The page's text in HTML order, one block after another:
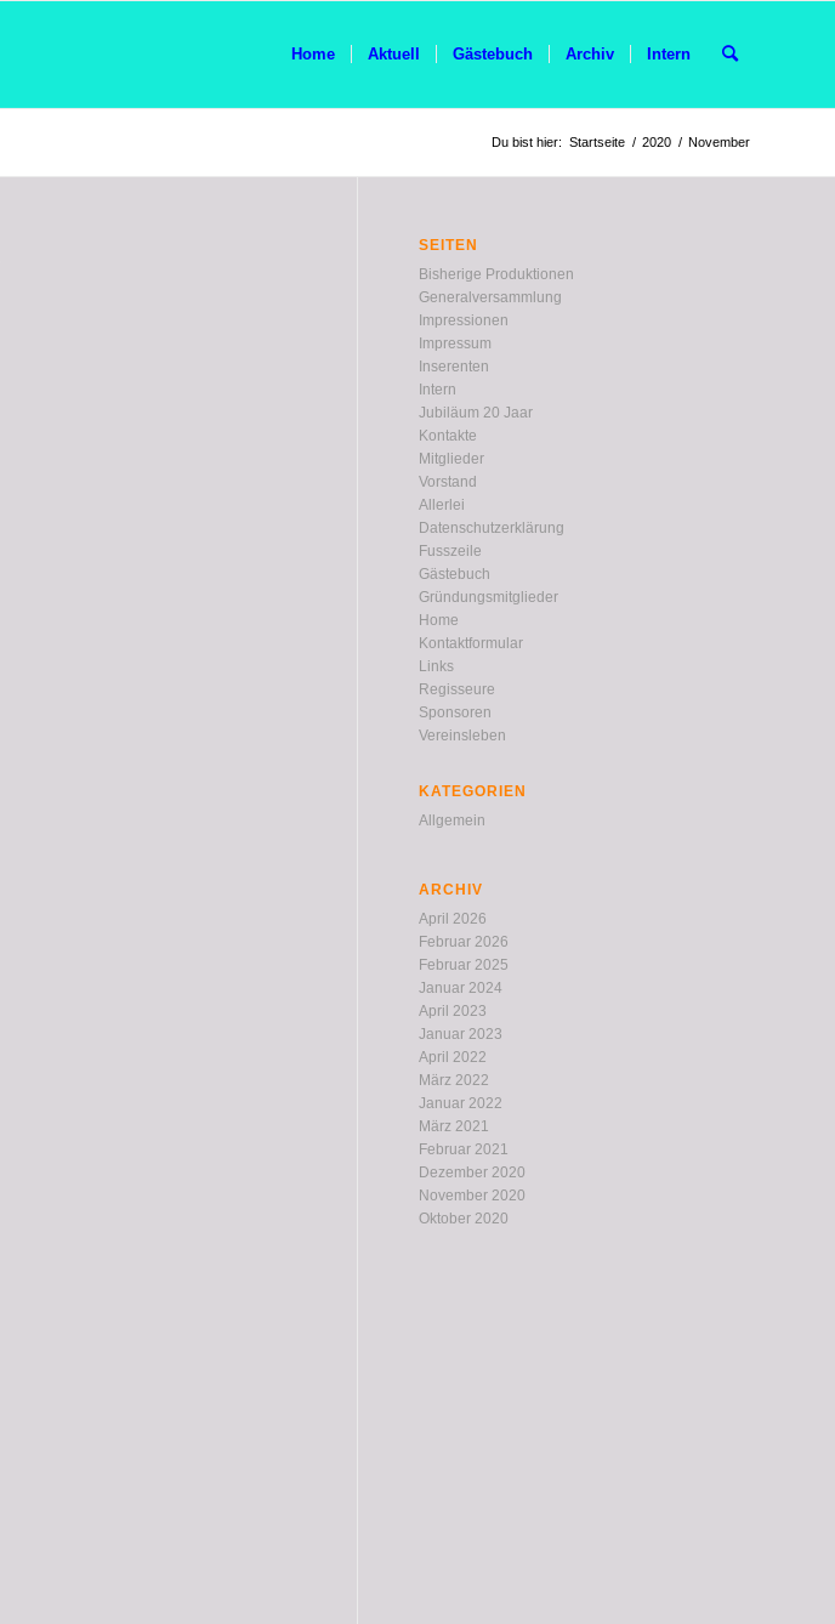
Home Aktuell Gästebuch Archiv Intern
Du bist hier: Startseite / 2020 / November
SEITEN
Bisherige Produktionen
Generalversammlung
Impressionen
Impressum
Inserenten
Intern
Jubiläum 20 Jaar
Kontakte
Mitglieder
Vorstand
Allerlei
Datenschutzerklärung
Fusszeile
Gästebuch
Gründungsmitglieder
Home
Kontaktformular
Links
Regisseure
Sponsoren
Vereinsleben
KATEGORIEN
Allgemein
ARCHIV
April 2026
Februar 2026
Februar 2025
Januar 2024
April 2023
Januar 2023
April 2022
März 2022
Januar 2022
März 2021
Februar 2021
Dezember 2020
November 2020
Oktober 2020